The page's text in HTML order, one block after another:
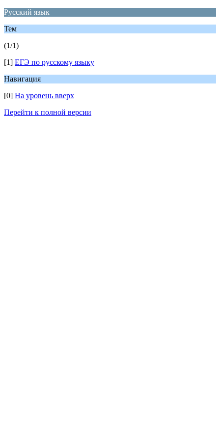
Русский язык
Тем
(1/1)
[1] ЕГЭ по русскому языку
Навигация
[0] На уровень вверх
Перейти к полной версии